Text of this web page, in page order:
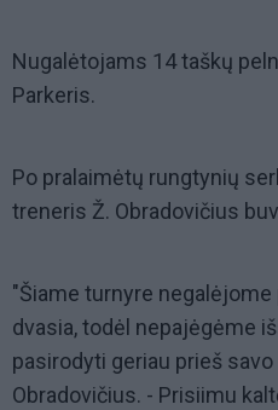
Nugalėtojams 14 taškų
Parkeris.
Po pralaimėtų rungtynių
treneris Ž. Obradovičius
"Šiame turnyre
dvasia, todėl nepajėgėme
pasirodyti geriau prieš
Obradovičius. - Prisiimu